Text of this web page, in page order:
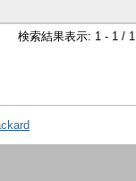
検索結果表示: 1 - 1 / 1